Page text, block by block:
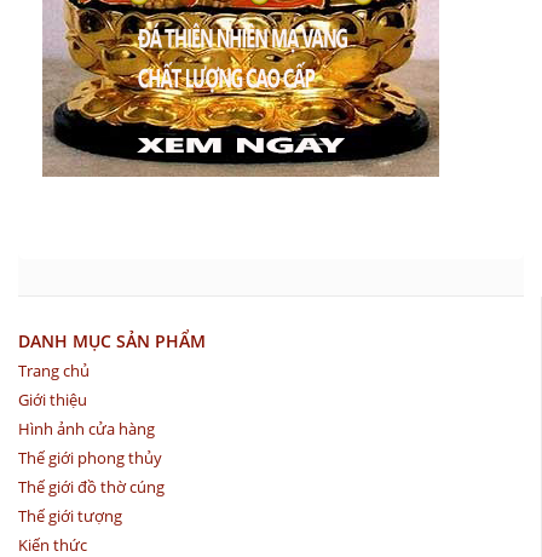
DANH MỤC SẢN PHẨM
Trang chủ
Giới thiệu
Hình ảnh cửa hàng
Thế giới phong thủy
Thế giới đồ thờ cúng
Thế giới tượng
Kiến thức